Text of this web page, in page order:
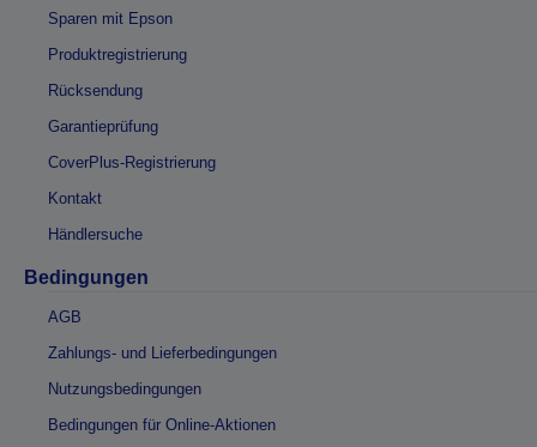
Sparen mit Epson
Produktregistrierung
Rücksendung
Garantieprüfung
CoverPlus-Registrierung
Kontakt
Händlersuche
Bedingungen
AGB
Zahlungs- und Lieferbedingungen
Nutzungsbedingungen
Bedingungen für Online-Aktionen